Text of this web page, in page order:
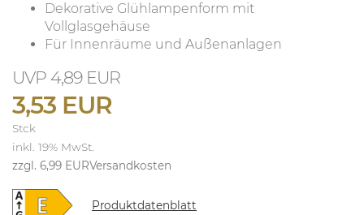
Dekorative Glühlampenform mit
Vollglasgehäuse
Für Innenräume und Außenanlagen
4,89 EUR
3,53 EUR
Stck
inkl. 19% MwSt.
zzgl. 6,99 EURVersandkosten
Produktdatenblatt